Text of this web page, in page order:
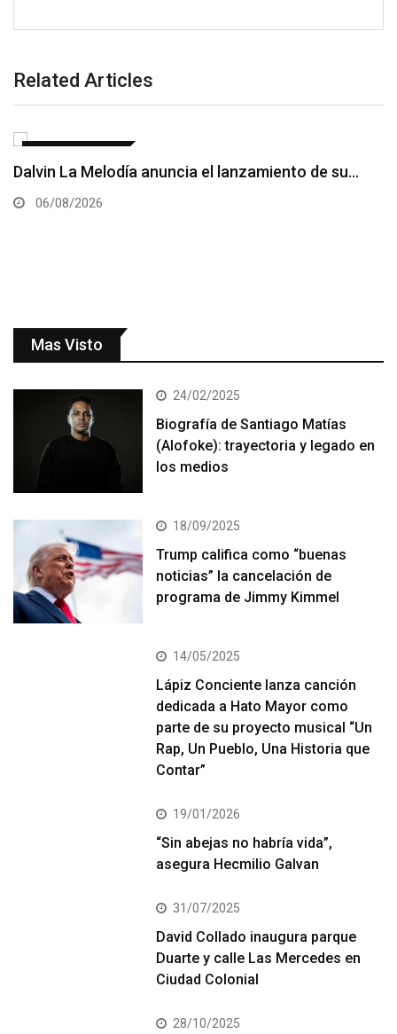
Related Articles
Acroarte evaluará primer semestre del año en ruta
al Premios…
Mas Visto
24/02/2025
Biografía de Santiago Matías
(Alofoke): trayectoria y legado en
los medios
18/09/2025
Trump califica como “buenas
noticias” la cancelación de
programa de Jimmy Kimmel
14/05/2025
Lápiz Conciente lanza canción
dedicada a Hato Mayor como
parte de su proyecto musical “Un
Rap, Un Pueblo, Una Historia que
Contar”
19/01/2026
“Sin abejas no habría vida”,
asegura Hecmilio Galvan
31/07/2025
David Collado inaugura parque
Duarte y calle Las Mercedes en
Ciudad Colonial
28/10/2025